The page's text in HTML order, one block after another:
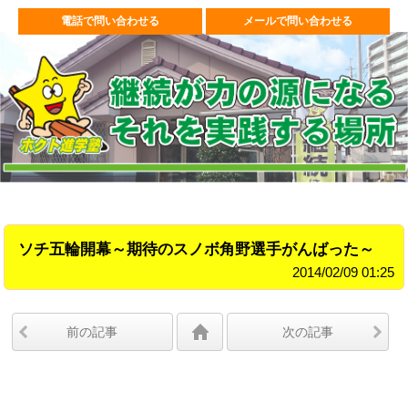
電話で問い合わせる メールで問い合わせる
ソチ五輪開幕～期待のスノボ角野選手がんばった～
2014/02/09 01:25
前の記事 次の記事